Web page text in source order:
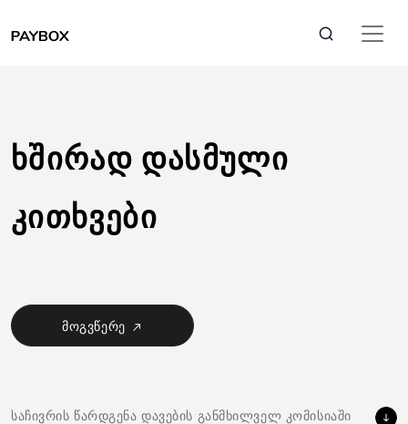
ხშირად დასმული
კითხვები
მოგვწერე
საჩივრის წარდგენა დავების განმხილველ კომისიაში